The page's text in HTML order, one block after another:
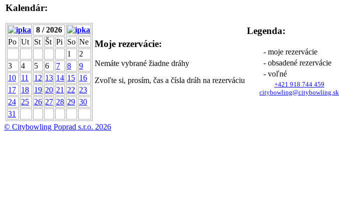
Kalendár:
8 / 2026
Po Ut St Št Pi So Ne
1
2
3
4 5 6 7 8
9
10
11 12 13 14 15 16
17
18 19 20 21 22 23
24
25 26 27 28 29 30
31
Moje rezervácie:
Nemáte vybrané žiadne dráhy
Zvoľte si, prosím, čas a čísla dráh na rezerváciu
Legenda:
- moje rezervácie
- obsadené rezervácie
- voľné
+421 918 744 459
citybowling@citybowling.sk
© Citybowling Poprad s.r.o. 2026